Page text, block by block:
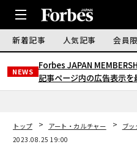
新着記事 人気記事 会員
NEWS
Forbes JAPAN
記事ページ内の広告表示を
トップ アート・カルチャー ブッ
2023.08.25 19:00